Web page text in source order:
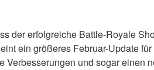
der erfolgreiche Battle-Royale
ein größeres Februar-Update für
Verbesserungen und sogar einen